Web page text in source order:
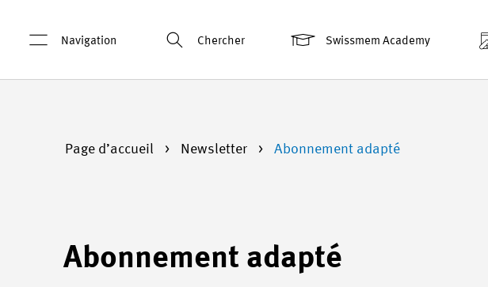
Navigation Chercher Swissmem Academy
Page d’accueil Newsletter Abonnement adapté
Abonnement adapté